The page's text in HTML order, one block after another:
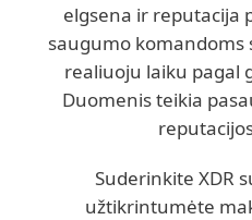
elgsena ir reputacija
saugumo komandoms
realiuoju laiku pagal
Duomenis teikia
Suderinkite XDR
užtikrintumėte